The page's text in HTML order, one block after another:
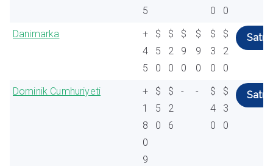
5
0
0
Danimarka
+
4
5
$
5
0
$
2
0
$
9
0
$
9
0
$
3
0
$
2
0
Satın
Dominik Cumhuriyeti
+
1
8
0
9
$
5
0
$
2
6
- -
$
4
0
$
3
0
Satın